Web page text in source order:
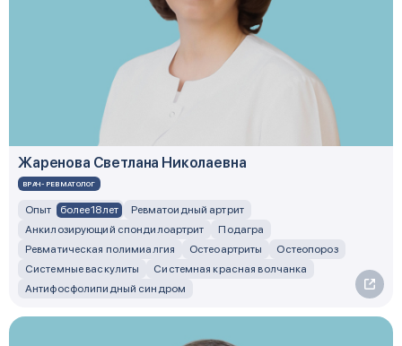
Жаренова Светлана Николаевна
ВРАЧ-РЕВМАТОЛОГ
Опыт более 18 лет
Ревматоидный артрит
Анкилозирующий спондилоартрит
Подагра
Ревматическая полимиалгия
Остеоартриты
Остеопороз
Системные васкулиты
Системная красная волчанка
Антифосфолипидный синдром